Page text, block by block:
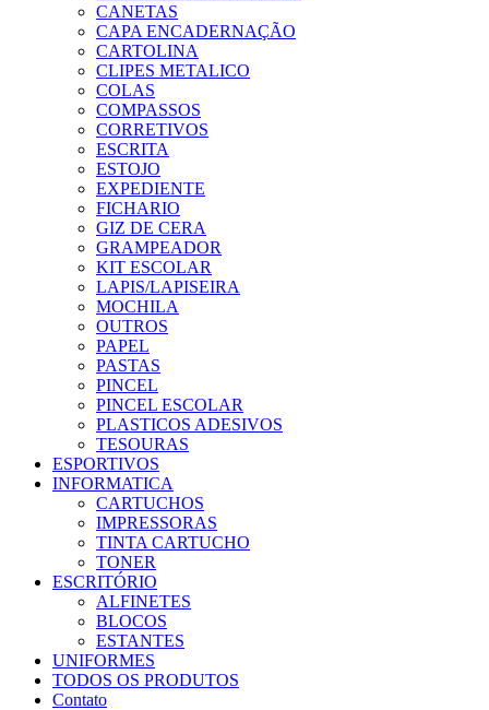
CANETAS
CAPA ENCADERNAÇÃO
CARTOLINA
CLIPES METALICO
COLAS
COMPASSOS
CORRETIVOS
ESCRITA
ESTOJO
EXPEDIENTE
FICHARIO
GIZ DE CERA
GRAMPEADOR
KIT ESCOLAR
LAPIS/LAPISEIRA
MOCHILA
OUTROS
PAPEL
PASTAS
PINCEL
PINCEL ESCOLAR
PLASTICOS ADESIVOS
TESOURAS
ESPORTIVOS
INFORMATICA
CARTUCHOS
IMPRESSORAS
TINTA CARTUCHO
TONER
ESCRITÓRIO
ALFINETES
BLOCOS
ESTANTES
UNIFORMES
TODOS OS PRODUTOS
Contato